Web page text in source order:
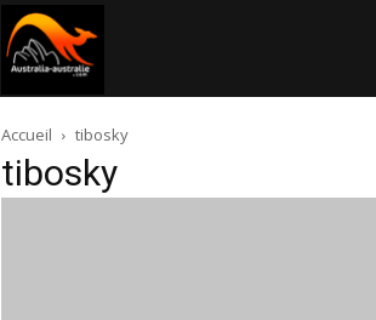
australie.com
Accueil tibosky
tibosky